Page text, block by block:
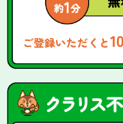
ご登録いただくと